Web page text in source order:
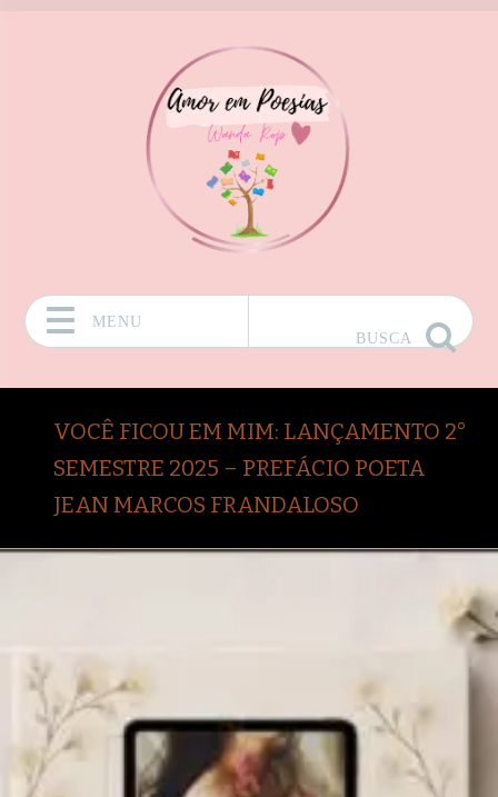
MENU
BUSCA
VOCÊ FICOU EM MIM: LANÇAMENTO 2°
SEMESTRE 2025 – PREFÁCIO POETA
JEAN MARCOS FRANDALOSO